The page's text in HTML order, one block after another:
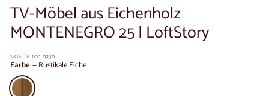
TV-Möbel aus Eichenholz
MONTENEGRO 25 | LoftStory
SKU: TH-100-0930
Farbe—Rustikale Eiche